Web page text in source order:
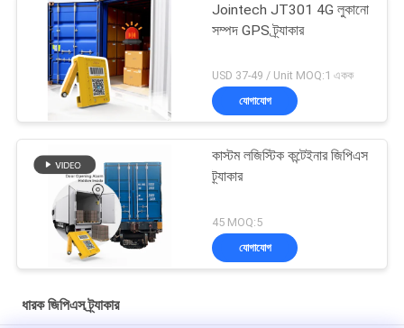
Jointech JT301 4G লুকানো
সম্পদ GPS ট্র্যাকার
USD 37-49 / Unit MOQ:1 একক
যোগাযোগ
কাস্টম লজিস্টিক কন্টেইনার জিপিএস
ট্র্যাকার
45 MOQ:5
যোগাযোগ
ধারক জিপিএস ট্র্যাকার